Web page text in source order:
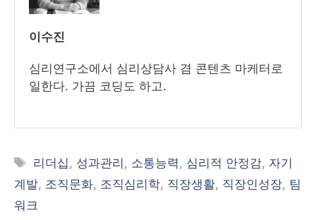
이수진
심리연구소에서 심리상담사 겸 콘텐츠 마케터로
일한다. 가끔 코딩도 하고.
태
그
리더십 , 성과관리 , 소통능력 , 심리적 안정감, 자기
계발, 조직문화, 조직심리학, 직장생활, 직장인성장, 팀
워크